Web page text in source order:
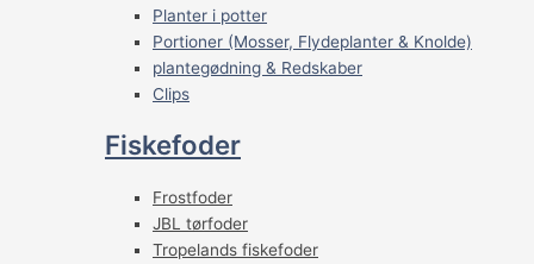
Planter i potter
Portioner (Mosser, Flydeplanter & Knolde)
plantegødning & Redskaber
Clips
Fiskefoder
Frostfoder
JBL tørfoder
Tropelands fiskefoder